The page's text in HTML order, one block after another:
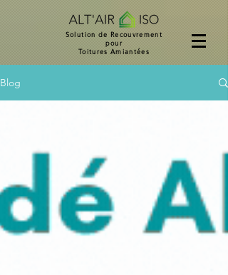
Solution de Recouvrement
pour
Toitures Amiantées
Blog